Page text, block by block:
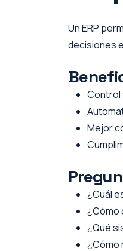
Un ERP
decisiones
Control
Mejor
¿Cuál
¿Cómo
¿Qué
¿Cómo